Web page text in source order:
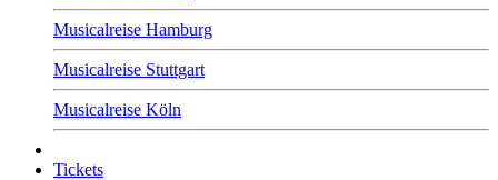
Musicalreise Hamburg
Musicalreise Stuttgart
Musicalreise Köln
Tickets